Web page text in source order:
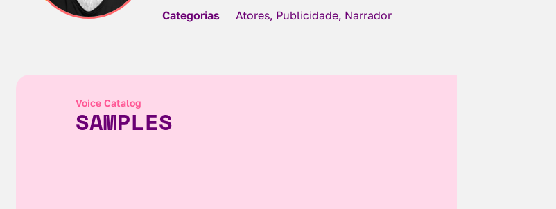
Categorias Atores, Publicidade, Narrador
Voice Catalog
SAMPLES